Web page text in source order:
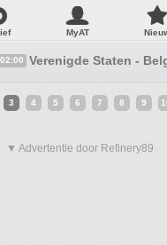
MyAT
Verenigde Staten -
3 4 5 6 7 8 9
▼ Advertentie door Refinery89